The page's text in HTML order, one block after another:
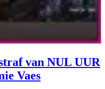
van NUL UUR
Vaes